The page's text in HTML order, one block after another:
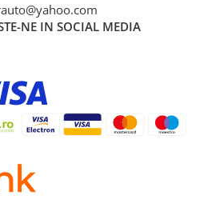
NE IN SOCIAL MEDIA